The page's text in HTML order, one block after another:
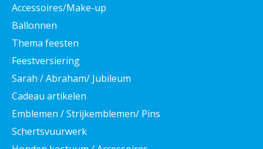
Accessoires/Make-up
Ballonnen
Thema feesten
Feestversiering
Sarah / Abraham/ Jubileum
Cadeau artikelen
Emblemen / Strijkemblemen/ Pins
Schertsvuurwerk